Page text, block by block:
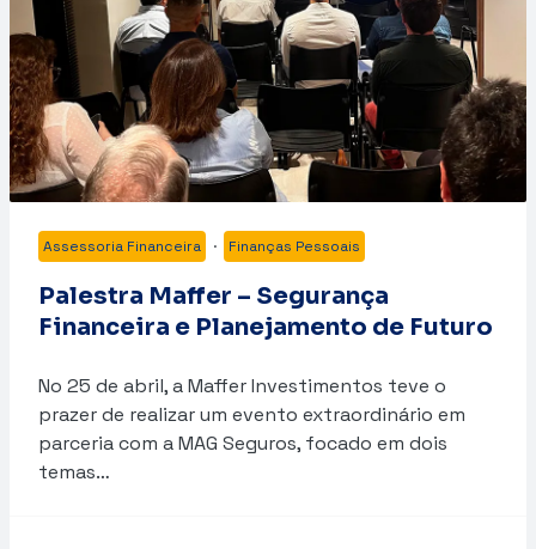
Assessoria Financeira · Finanças Pessoais
Palestra Maffer – Segurança
Financeira e Planejamento de Futuro
No 25 de abril, a Maffer Investimentos teve o
prazer de realizar um evento extraordinário em
parceria com a MAG Seguros, focado em dois
temas…